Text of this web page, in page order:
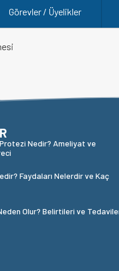
Görevler / Üyelikler
Nedir? Ameliyat ve
Faydaları Nelerdir ve Kaç
Olur? Belirtileri ve